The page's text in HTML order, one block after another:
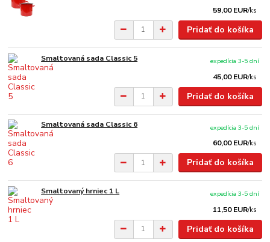
59,00 EUR/ks
Pridať do košíka
Smaltovaná sada Classic 5
45,00 EUR/ks
expedícia 3-5 dní
Pridať do košíka
Smaltovaná sada Classic 6
60,00 EUR/ks
expedícia 3-5 dní
Pridať do košíka
Smaltovaný hrniec 1 L
11,50 EUR/ks
expedícia 3-5 dní
Pridať do košíka